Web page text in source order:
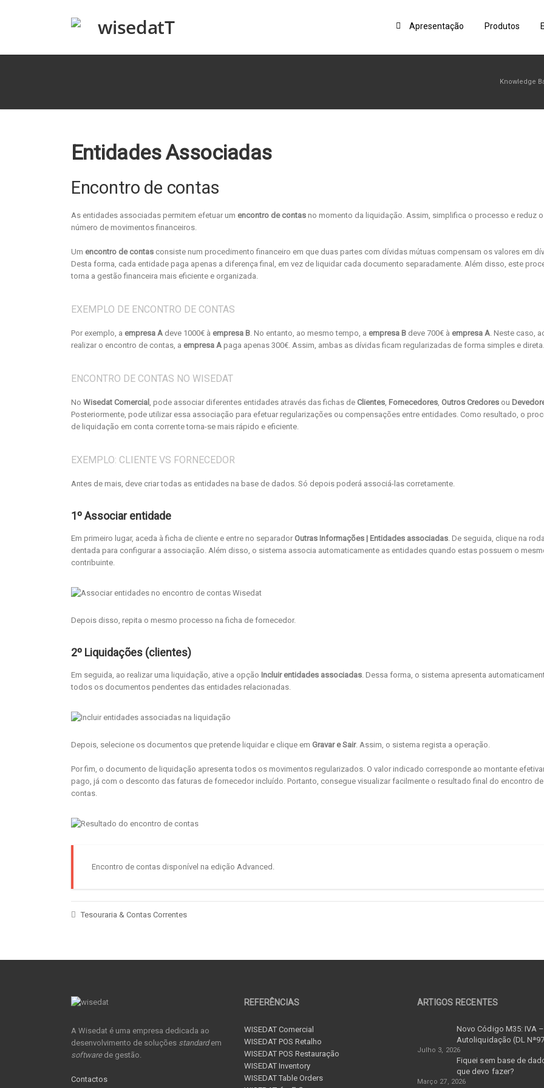
Apresentação Produtos
Knowledge
Entidades Associadas
Encontro de contas
As entidades associadas permitem efetuar um encontro de contas no momento da liquidação. Assim, simplifica o processo e reduz o
número de movimentos financeiros.
Um encontro de contas consiste num procedimento financeiro em que duas partes com dívidas mútuas compensam os valores em
Desta forma, cada entidade paga apenas a diferença final, em vez de liquidar cada documento separadamente. Além disso, este
torna a gestão financeira mais eficiente e organizada.
EXEMPLO DE ENCONTRO DE CONTAS
Por exemplo, a empresa A deve 1000€ à empresa B. No entanto, ao mesmo tempo, a empresa B deve 700€ à empresa A. Neste caso,
realizar o encontro de contas, a empresa A paga apenas 300€. Assim, ambas as dívidas ficam regularizadas de forma simples e direta.
ENCONTRO DE CONTAS NO WISEDAT
No Wisedat Comercial , pode associar diferentes entidades através das fichas de Clientes, Fornecedores, Outros Credores ou
Posteriormente, pode utilizar essa associação para efetuar regularizações ou compensações entre entidades. Como resultado, o
de liquidação em conta corrente torna-se mais rápido e eficiente.
EXEMPLO: CLIENTE VS FORNECEDOR
Antes de mais, deve criar todas as entidades na base de dados. Só depois poderá associá-las corretamente.
1º Associar entidade
Em primeiro lugar, aceda à ficha de cliente e entre no separador Outras Informações | Entidades associadas. De seguida, clique na roda
dentada para configurar a associação. Além disso, o sistema associa automaticamente as entidades quando estas possuem o
contribuinte.
Depois disso, repita o mesmo processo na ficha de fornecedor.
2º Liquidações (clientes)
Em seguida, ao realizar uma liquidação, ative a opção Incluir entidades associadas. Dessa forma, o sistema apresenta
todos os documentos pendentes das entidades relacionadas.
Depois, selecione os documentos que pretende liquidar e clique em Gravar e Sair. Assim, o sistema regista a operação.
Por fim, o documento de liquidação apresenta todos os movimentos regularizados. O valor indicado corresponde ao montante
pago, já com o desconto das faturas de fornecedor incluído. Portanto, consegue visualizar facilmente o resultado final do encontro de
contas.
Encontro de contas disponível na edição Advanced.
Tesouraria & Contas Correntes
A Wisedat é uma empresa dedicada ao
desenvolvimento de soluções standardem
softwarede gestão.
Contactos
REFERÊNCIAS
WISEDAT Comercial
WISEDAT POS Retalho
WISEDAT POS Restauração
WISEDAT Inventory
WISEDAT Table Orders
ARTIGOS RECENTES
Novo Código M35: IVA –
Autoliquidação (DL
Julho 3, 2026
Fiquei sem base de
que devo fazer?
Março 27, 2026